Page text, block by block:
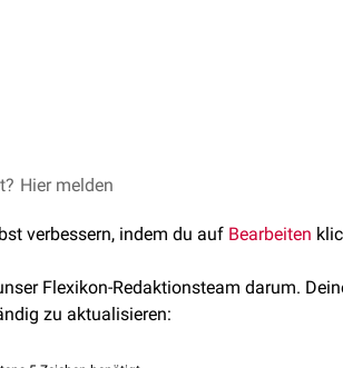
unter anderem bei:
im Rahmen der Nachsorge nach
Hier melden
verbessern, indem du auf Bearbeiten
Flexikon-Redaktionsteam darum.
zu aktualisieren: